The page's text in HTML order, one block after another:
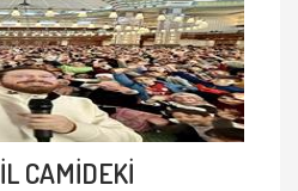
CAMİDEKİ